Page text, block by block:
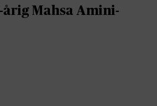
Mahsa Amini-